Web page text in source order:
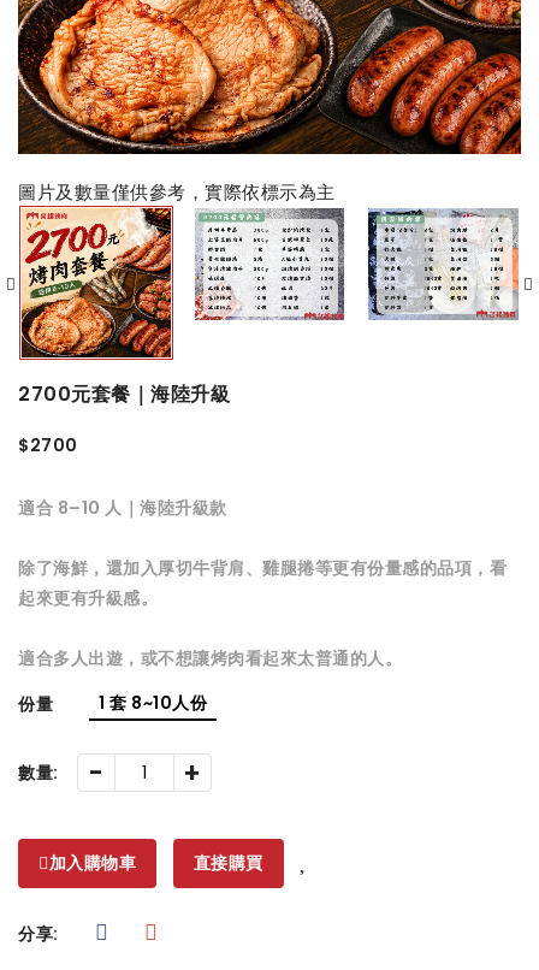
圖片及數量僅供參考，實際依標示為主
2700元套餐｜海陸升級
$2700
適合 8–10 人｜海陸升級款
除了海鮮，還加入厚切牛背肩、雞腿捲等更有份量感的品項，看
起來更有升級感。
適合多人出遊，或不想讓烤肉看起來太普通的人。
份量
1 套 8~10人份
數量: - +
加入購物車 直接購買
分享: